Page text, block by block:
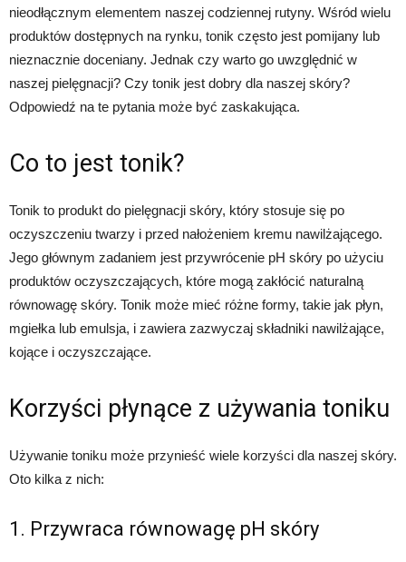
nieodłącznym elementem naszej codziennej rutyny. Wśród wielu
produktów dostępnych na rynku, tonik często jest pomijany lub
nieznacznie doceniany. Jednak czy warto go uwzględnić w
naszej pielęgnacji? Czy tonik jest dobry dla naszej skóry?
Odpowiedź na te pytania może być zaskakująca.
Co to jest tonik?
Tonik to produkt do pielęgnacji skóry, który stosuje się po
oczyszczeniu twarzy i przed nałożeniem kremu nawilżającego.
Jego głównym zadaniem jest przywrócenie pH skóry po użyciu
produktów oczyszczających, które mogą zakłócić naturalną
równowagę skóry. Tonik może mieć różne formy, takie jak płyn,
mgiełka lub emulsja, i zawiera zazwyczaj składniki nawilżające,
kojące i oczyszczające.
Korzyści płynące z używania toniku
Używanie toniku może przynieść wiele korzyści dla naszej skóry.
Oto kilka z nich:
1. Przywraca równowagę pH skóry